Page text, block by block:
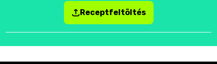
Receptfeltöltés